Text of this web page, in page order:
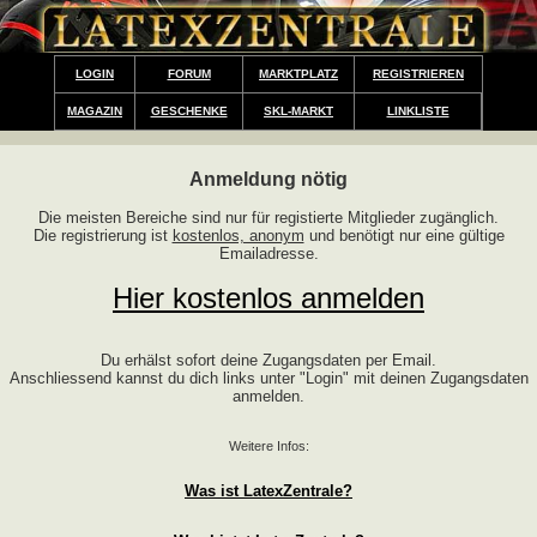
LOGIN FORUM MARKTPLATZ REGISTRIEREN
MAGAZIN GESCHENKE SKL-MARKT LINKLISTE
Anmeldung nötig
Die meisten Bereiche sind nur für registierte Mitglieder zugänglich.
Die registrierung ist kostenlos, anonym und benötigt nur eine gültige
Emailadresse.
Hier kostenlos anmelden
Du erhälst sofort deine Zugangsdaten per Email.
Anschliessend kannst du dich links unter "Login" mit deinen Zugangsdaten
anmelden.
Weitere Infos:
Was ist LatexZentrale?